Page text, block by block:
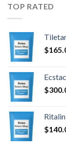
TOP RATED
$
$
Ritalin
$